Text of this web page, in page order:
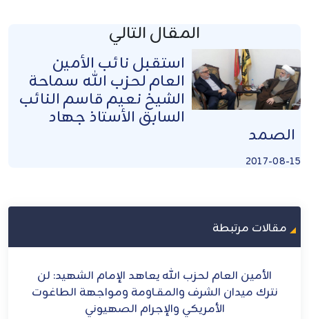
المقال التالي
استقبل نائب الأمين
العام لحزب الله سماحة
الشيخ نعيم قاسم النائب
السابق الأستاذ جهاد
الصمد
2017-08-15
مقالات مرتبطة
الأمين العام لحزب الله يعاهد الإمام الشهيد: لن
نترك ميدان الشرف والمقـاومة ومواجهة الطاغوت
الأمريكي والإجرام الصهيوني